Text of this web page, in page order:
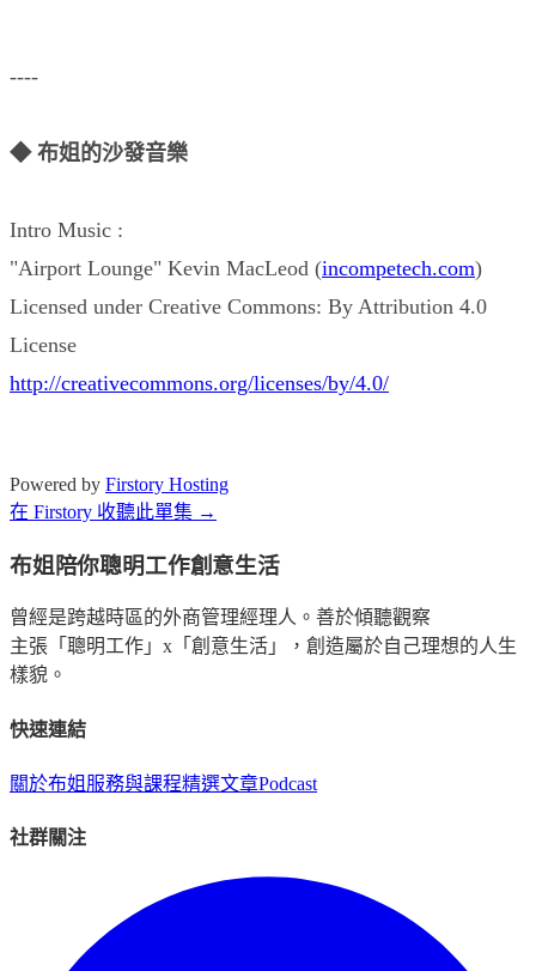
----
◆ 布姐的沙發音樂
Intro Music :
"Airport Lounge" Kevin MacLeod (incompetech.com)
Licensed under Creative Commons: By Attribution 4.0
License
http://creativecommons.org/licenses/by/4.0/
Powered by Firstory Hosting
在 Firstory 收聽此單集 →
布姐陪你聰明工作創意生活
曾經是跨越時區的外商管理經理人。善於傾聽觀察
主張「聰明工作」x「創意生活」，創造屬於自己理想的人生
樣貌。
快速連結
關於布姐 服務與課程精選文章Podcast
社群關注